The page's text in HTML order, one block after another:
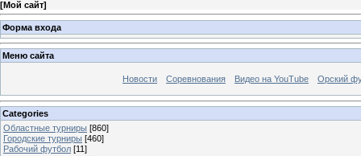
[Мой сайт]
Форма входа
Меню сайта
Новости Соревнования Видео на YouTube Орский
Categories
Областные турниры [860]
Городские турниры [460]
Рабочий футбол [11]